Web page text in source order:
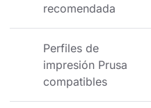
recomendada
Perfiles de
impresión Prusa
compatibles